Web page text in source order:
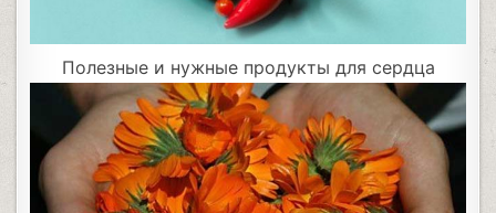
Полезные и нужные продукты для сердца